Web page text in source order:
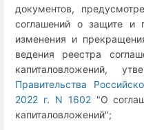
документов,
соглашений о защите и
изменения и
ведения реестра
капиталовложений,
Правительства
2022 г. N 1602"О
капиталовложений";